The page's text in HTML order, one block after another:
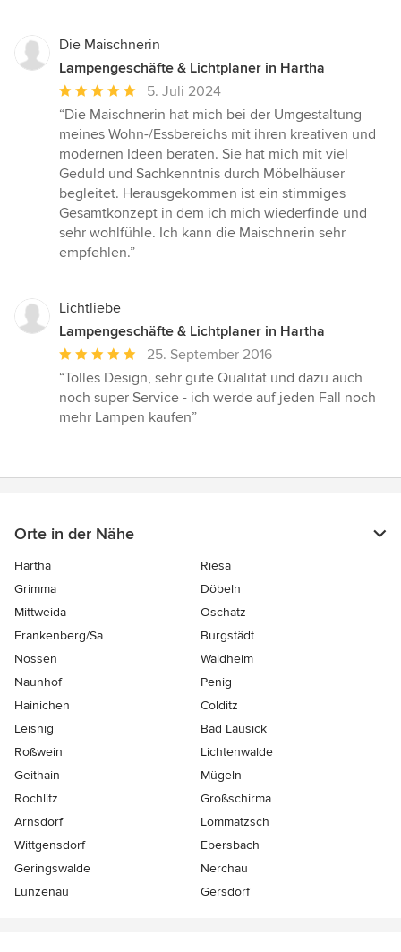
Die Maischnerin
Lampengeschäfte & Lichtplaner in Hartha
Durchschnittliche
Bewertung:
5
von
5
Sternen
5. Juli 2024
“Die Maischnerin hat mich bei der Umgestaltung
meines Wohn-/Essbereichs mit ihren kreativen und
modernen Ideen beraten. Sie hat mich mit viel
Geduld und Sachkenntnis durch Möbelhäuser
begleitet. Herausgekommen ist ein stimmiges
Gesamtkonzept in dem ich mich wiederfinde und
sehr wohlfühle. Ich kann die Maischnerin sehr
empfehlen.”
Lichtliebe
Lampengeschäfte & Lichtplaner in Hartha
Durchschnittliche
Bewertung:
5
von
25. September 2016
“Tolles Design, sehr gute Qualität und dazu auch
noch super Service - ich werde auf jeden Fall noch
mehr Lampen kaufen”
Orte in der Nähe
Hartha
Riesa
Grimma
Döbeln
Mittweida
Oschatz
Frankenberg/Sa.
Burgstädt
Nossen
Waldheim
Naunhof
Penig
Hainichen
Colditz
Leisnig
Bad Lausick
Roßwein
Lichtenwalde
Geithain
Mügeln
Rochlitz
Großschirma
Arnsdorf
Lommatzsch
Wittgensdorf
Ebersbach
Geringswalde
Nerchau
Lunzenau
Gersdorf